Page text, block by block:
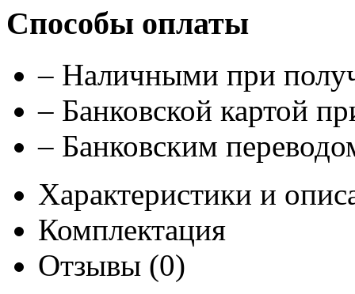
Способы оплаты
– Наличными при
– Банковской картой
– Банковским
Характеристики и
Комплектация
Отзывы (0)